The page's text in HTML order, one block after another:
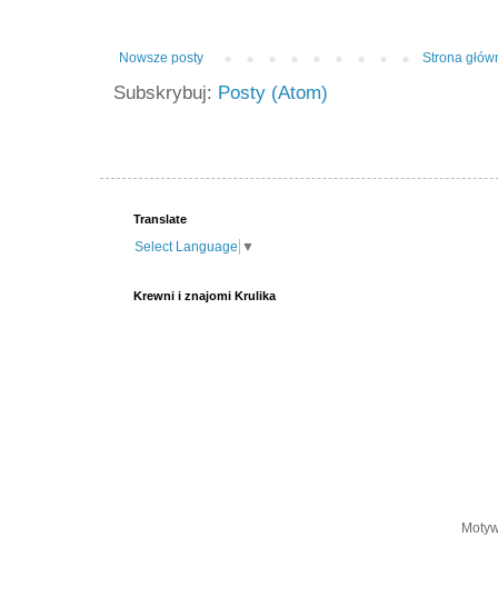
Nowsze posty Strona
Subskrybuj: Posty (Atom)
Translate
Select Language ▼
Krewni i znajomi Krulika